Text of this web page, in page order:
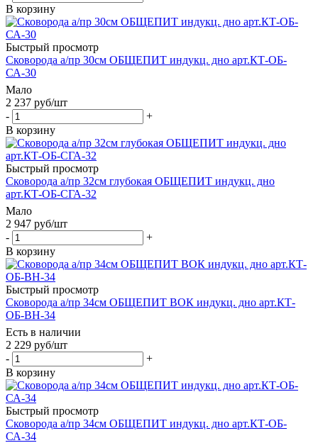
В корзину
Быстрый просмотр
Сковорода a/пр 30см ОБЩЕПИТ индукц. дно арт.КТ-ОБ-
СА-30
Мало
2 237 руб/шт
-
+
В корзину
Быстрый просмотр
Сковорода a/пр 32см глубокая ОБЩЕПИТ индукц. дно
арт.КТ-ОБ-СГА-32
Мало
2 947 руб/шт
-
+
В корзину
Быстрый просмотр
Сковорода a/пр 34см ОБЩЕПИТ ВОК индукц. дно арт.КТ-
ОБ-ВН-34
Есть в наличии
2 229 руб/шт
-
+
В корзину
Быстрый просмотр
Сковорода a/пр 34см ОБЩЕПИТ индукц. дно арт.КТ-ОБ-
СА-34